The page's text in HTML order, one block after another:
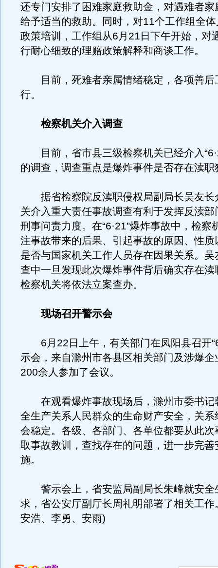
还专门安排了困难家庭救助金，对遇难者家
给予适当的救助。同时，对11个工作组全
政策培训，工作组从6月21日下午开始，对
行耐心细致的理赔政策解释和商谈工作。
目前，死难者亲属情绪稳定，各项善后
行。
检察机关介入调查
目前，省市县三级检察机关已经介入
的调查，调查重点是爆炸事件是否存在渎职
据省检察院反渎职侵权局副局长吴友长
关介入重大责任事故调查有利于发挥反渎部
刑事问责力度。在“6·21”爆炸事故中，检察
注事故带来的后果、引起事故的原因、性质
是否与国家机关工作人员存在因果关系。吴
查中一旦发现此次爆炸事件背后确实存在渎
检察机关将依法立案查办。
现场召开警示会
6月22日上午，有关部门在凤阳县召开
示会，来自滁州市各县区相关部门及涉爆企
200余人参加了会议。
在观看爆炸事故现场后，滁州市委书记
全生产关系人民群众的生命财产安全，关系
会稳定。各级、各部门、各单位都要从此次
取事故教训，查找存在的问题，进一步完善
施。
警示会上，省安监局副局长朱峰就安全
求，省公安厅副厅长周礼明部署了相关工作
安浩、李勇、安雨)